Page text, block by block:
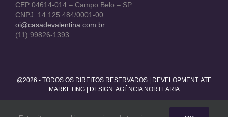
CEP 04614-014 – Campo Belo – SP
CNPJ: 14.125.484/0001-00
oi@casadevalentina.com.br
(11) 99826-1393
@2026 - TODOS OS DIREITOS RESERVADOS | DEVELOPMENT:ATF
MARKETING| DESIGN: AGÊNCIA NORTEARIA